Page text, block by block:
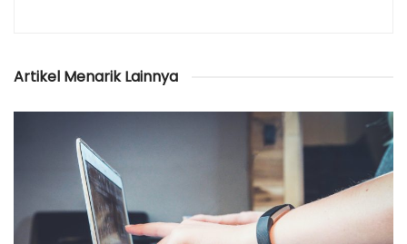
Artikel MenarikLainnya